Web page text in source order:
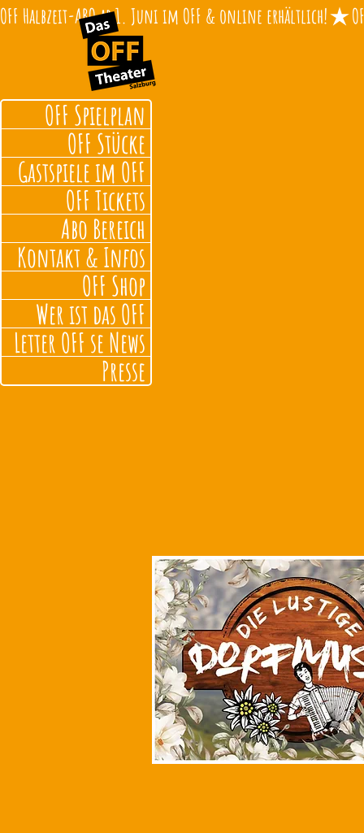
OFF Halbzeit-ABO ab 1. Juni im OFF & online erhältlich!
OFF Spielplan
OFF Stücke
Gastspiele im OFF
OFF Tickets
Abo Bereich
Kontakt & Infos
OFF Shop
Wer ist das OFF
Letter OFF se News
Presse